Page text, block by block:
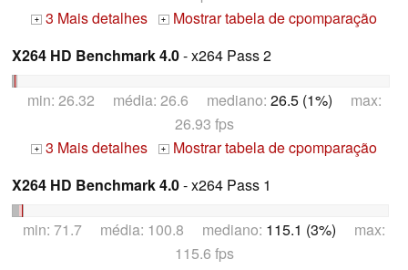
+ 3 Mais detalhes + Mostrar tabela de cpomparação
X264 HD Benchmark 4.0- x264 Pass 2
min: 26.32 média: 26.6 mediano: 26.5 (1%) max:
26.93 fps
+ 3 Mais detalhes + Mostrar tabela de cpomparação
X264 HD Benchmark 4.0- x264 Pass 1
min: 71.7 média: 100.8 mediano: 115.1 (3%) max:
115.6 fps